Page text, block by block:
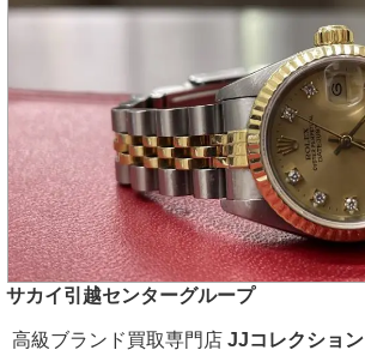
サカイ引越センターグループ
高級ブランド買取専門店 JJコレクション